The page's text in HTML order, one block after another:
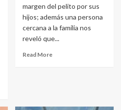
margen del pelito por sus
hijos; además una persona
cercana a la familia nos
reveló que...
Read More